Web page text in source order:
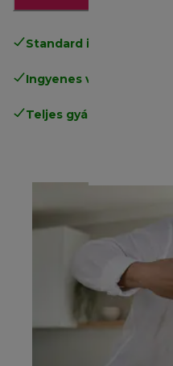
Standard ingyenes
Ingyenes visszaküldés
Teljes gyártói garancia